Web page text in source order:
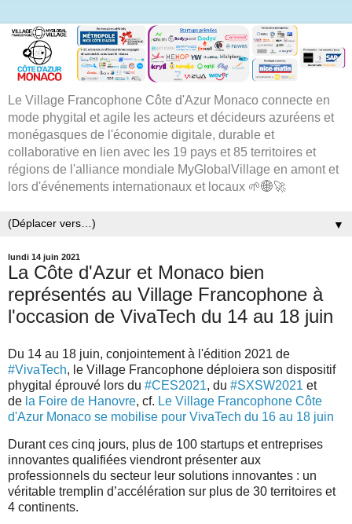
Le Village Francophone Côte d'Azur Monaco connecte en
mode phygital et agile les acteurs et décideurs azuréens et
monégasques de l'économie digitale, durable et
collaborative en lien avec les 19 pays et 85 territoires et
régions de l'alliance mondiale MyGlobalVillage en amont et
lors d'événements internationaux et locaux 🌱🌐🚀
▼
lundi 14 juin 2021
La Côte d'Azur et Monaco bien
représentés au Village Francophone à
l'occasion de VivaTech du 14 au 18 juin
Du 14 au 18 juin, conjointement à l'édition 2021 de
#VivaTech, le Village Francophone déploiera son dispositif
phygital éprouvé lors du #CES2021, du #SXSW2021 et
de la Foire de Hanovre, cf. Le Village Francophone Côte
d'Azur Monaco se mobilise pour VivaTech du 16 au 18 juin
Durant ces cinq jours, plus de 100 startups et entreprises
innovantes qualifiées viendront présenter aux
professionnels du secteur leur solutions innovantes : un
véritable tremplin d’accélération sur plus de 30 territoires et
4 continents.